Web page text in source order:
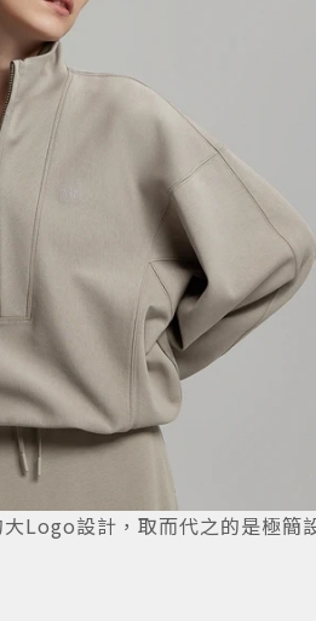
Logo設計，取而代之的是極簡